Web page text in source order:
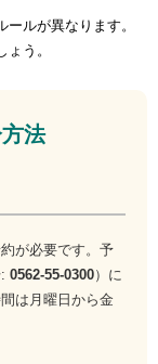
ルが異なります。
う。
法
が必要です。予
0562-55-0300）に
は月曜日から金